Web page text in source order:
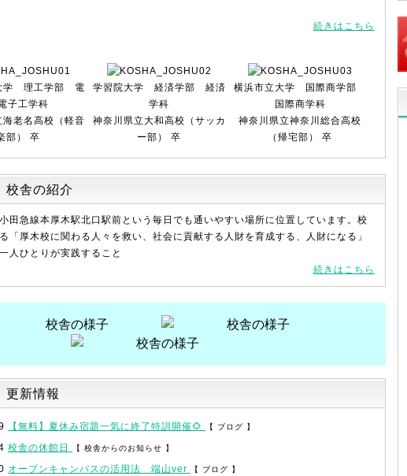
続きはこちら
学 理工学部 電
子工学科
海老名高校（軽音
部） 卒
学習院大学 経済学部 経済
学科
神奈川県立大和高校（サッカ
ー部） 卒
横浜市立大学 国際商学部
国際商学科
神奈川県立神奈川総合高校
（帰宅部） 卒
舎の紹介
田急線本厚木駅北口駅前という毎日でも通いやすい場所に位置しています。校
「厚木校に関わる人々を救い、社会に貢献する人財を育成する、人財になる」
人ひとりが実践すること
続きはこちら
新情報
【無料】夏休み宿題一気に終了特訓開催🌻 【 ブログ 】
校舎の休館日 【 校舎からのお知らせ 】
オープンキャンパスの活用法 端山ver 【 ブログ 】